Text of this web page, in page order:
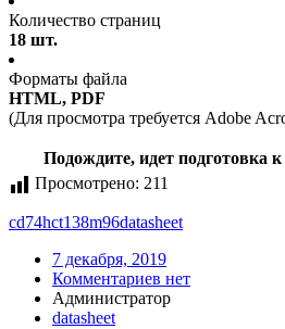
Количество страниц
18 шт.
Форматы файла
HTML, PDF
(Для просмотра требуется Adobe
Подождите, идет подготовка
Просмотрено: 211
cd74hct138m96datasheet
7 декабря, 2019
Комментариев нет
Администратор
datasheet